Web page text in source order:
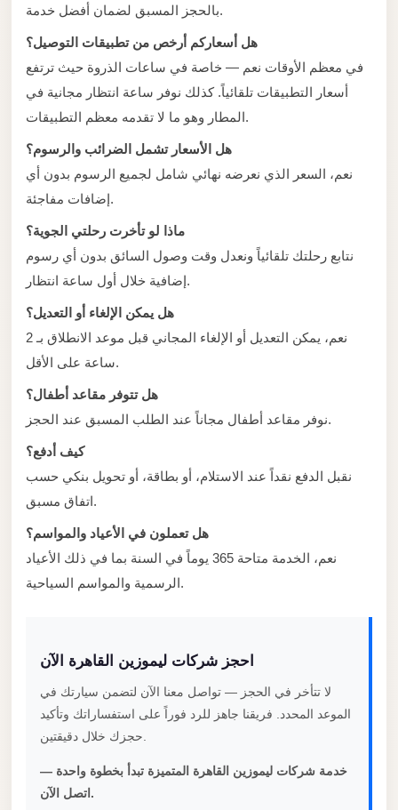
بالحجز المسبق لضمان أفضل خدمة.
هل أسعاركم أرخص من تطبيقات التوصيل؟
في معظم الأوقات نعم — خاصة في ساعات الذروة حيث ترتفع
أسعار التطبيقات تلقائياً. كذلك نوفر ساعة انتظار مجانية في
المطار وهو ما لا تقدمه معظم التطبيقات.
هل الأسعار تشمل الضرائب والرسوم؟
نعم، السعر الذي نعرضه نهائي شامل لجميع الرسوم بدون أي
إضافات مفاجئة.
ماذا لو تأخرت رحلتي الجوية؟
نتابع رحلتك تلقائياً ونعدل وقت وصول السائق بدون أي رسوم
إضافية خلال أول ساعة انتظار.
هل يمكن الإلغاء أو التعديل؟
نعم، يمكن التعديل أو الإلغاء المجاني قبل موعد الانطلاق بـ 2
ساعة على الأقل.
هل تتوفر مقاعد أطفال؟
نوفر مقاعد أطفال مجاناً عند الطلب المسبق عند الحجز.
كيف أدفع؟
نقبل الدفع نقداً عند الاستلام، أو بطاقة، أو تحويل بنكي حسب
اتفاق مسبق.
هل تعملون في الأعياد والمواسم؟
نعم، الخدمة متاحة 365 يوماً في السنة بما في ذلك الأعياد
الرسمية والمواسم السياحية.
احجز شركات ليموزين القاهرة الآن
لا تتأخر في الحجز — تواصل معنا الآن لتضمن سيارتك في
الموعد المحدد. فريقنا جاهز للرد فوراً على استفساراتك وتأكيد
خدمة شركات ليموزين القاهرة المتميزة تبدأ بخطوة واحدة —
اتصل الآن.
with
Prices
Limousine
Service
Cairo
Limousine
Service
Said
Limousine
Transfer
from
Cairo
Airport
North
Coast
Taxi
Limousine
Coast
Limousine